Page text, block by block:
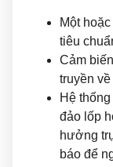
Một
tiêu
Cảm
truyền
Hệ
đảo lốp
hưởng
báo để